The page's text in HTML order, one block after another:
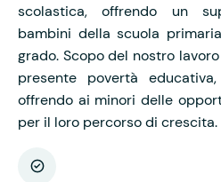
scolastica, offrendo un
bambini della scuola
grado. Scopo del nostro
presente povertà
offrendo ai minori delle
per il loro percorso di crescita.